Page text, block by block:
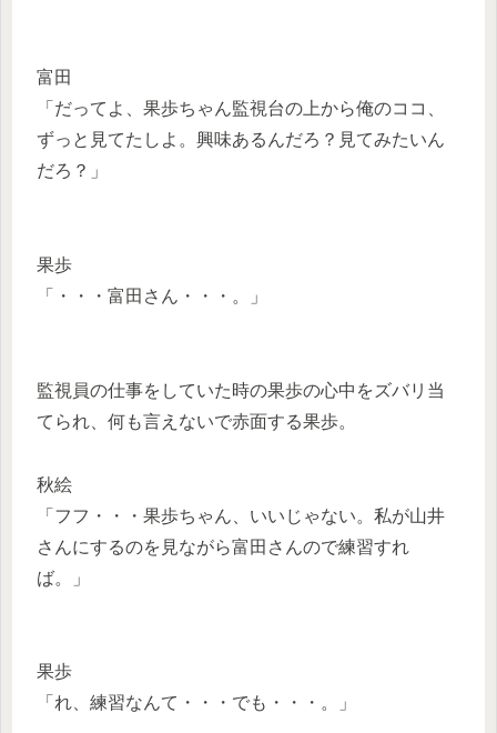
富田
「だってよ、果歩ちゃん監視台の上から俺のココ、
ずっと見てたしよ。興味あるんだろ？見てみたいん
だろ？」
果歩
「・・・富田さん・・・。」
監視員の仕事をしていた時の果歩の心中をズバリ当
てられ、何も言えないで赤面する果歩。
秋絵
「フフ・・・果歩ちゃん、いいじゃない。私が山井
さんにするのを見ながら富田さんので練習すれ
ば。」
果歩
「れ、練習なんて・・・でも・・・。」